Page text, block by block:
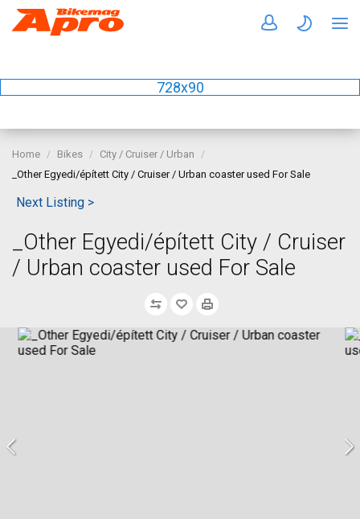
728x90
Home Bikes
City / Cruiser / Urban
_Other Egyedi/épített City / Cruiser / Urban coaster used For Sale
Next Listing >
_Other Egyedi/épített City / Cruiser
/ Urban coaster used For Sale